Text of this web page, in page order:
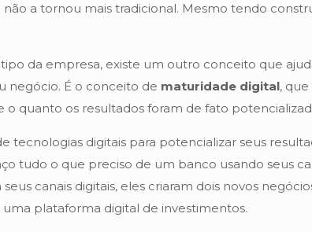
não a tornou mais tradicional. Mesmo tendo
da empresa, existe um outro conceito que
negócio. É o conceito de maturidade digital,
o quanto os resultados foram de fato
tecnologias digitais para potencializar seus
tudo o que preciso de um banco usando seus
canais digitais, eles criaram dois novos
plataforma digital de investimentos.